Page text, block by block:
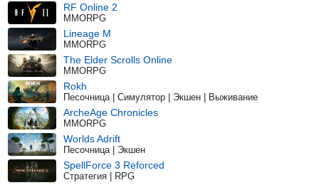
RF Online 2
MMORPG
Lineage M
MMORPG
The Elder Scrolls Online
MMORPG
Rokh
Песочница | Симулятор | Экшен | Выживание
ArcheAge Chronicles
MMORPG
Worlds Adrift
Песочница | Экшен
SpellForce 3 Reforced
Стратегия | RPG